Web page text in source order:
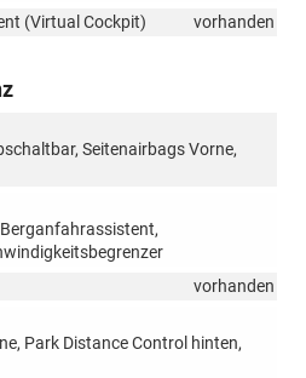
(Virtual Cockpit)
vorhanden
Seitenairbags Vorne,
vorhanden
Park Distance Control hinten,